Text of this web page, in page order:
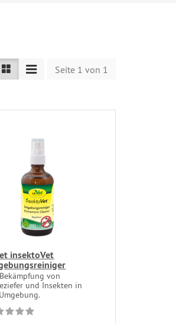
Seite 1 von 1
insektoVet
von
und Insekten in